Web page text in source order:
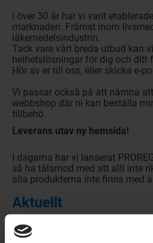
I över 30 år har vi varit
marknaden. Främst inom
läkemedelsindustrin.
Tack vare vårt breda utbud kan
helhetslösningar för dig och ditt
Hör av er till oss, eller skicka e-
Vi passar också på att nämna
webbshop där ni kan beställa
tillbehö
Leverans utav ny hemsida!
I dagarna har vi lanserat
så ha tålamod med att allt inte
alla produkterna inte finns med
Aktuellt
Inläggs-titel